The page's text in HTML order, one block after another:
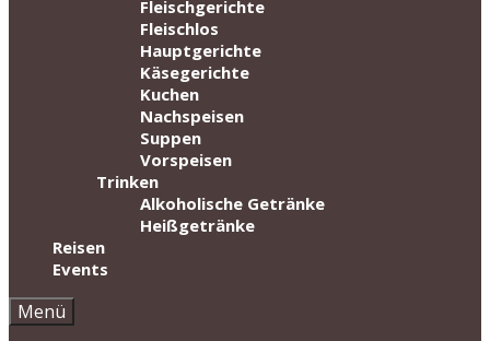
Fleischgerichte
Fleischlos
Hauptgerichte
Käsegerichte
Kuchen
Nachspeisen
Suppen
Vorspeisen
Trinken
Alkoholische Getränke
Heißgetränke
Reisen
Events
Menü